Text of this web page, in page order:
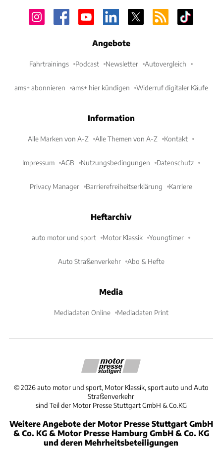
Angebote
Fahrtrainings Podcast Newsletter Autovergleich
ams+ abonnieren ams+ hier kündigen Widerruf digitaler Käufe
Information
Alle Marken von A-Z Alle Themen von A-Z Kontakt
Impressum AGB Nutzungsbedingungen Datenschutz
Privacy Manager Barrierefreiheitserklärung Karriere
Heftarchiv
auto motor und sport Motor Klassik Youngtimer
Auto Straßenverkehr Abo & Hefte
Media
Mediadaten Online Mediadaten Print
©2026 auto motor und sport, Motor Klassik, sport auto und Auto
Straßenverkehr
sind Teil der Motor Presse Stuttgart GmbH & Co.KG
Weitere Angebote der Motor Presse Stuttgart GmbH
& Co. KG & Motor Presse Hamburg GmbH & Co. KG
und deren Mehrheitsbeteiligungen